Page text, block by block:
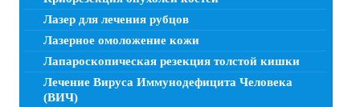
Лазер для лечения рубцов
Лазерное омоложение кожи
Лапароскопическая резекция толстой кишки
Лечение Вируса Иммунодефицита Человека
(ВИЧ)